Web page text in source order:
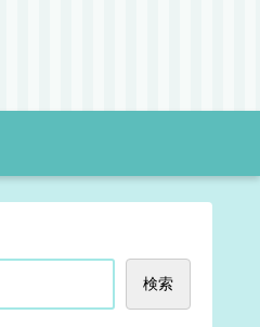
検索